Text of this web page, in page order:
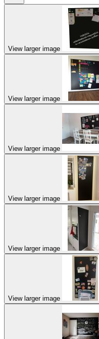
View larger image
View larger image
View larger image
View larger image
View larger image
View larger image